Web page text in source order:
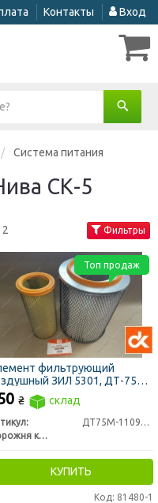
Контакты Вход
Система питания
СК-5
2 Фильтры
фильтрующий
ЗИЛ 5301, ДТ-75
₴ склад
ДТ75М-1109560
Дорожня карта
КУПИТЬ
Код: 81480-1
Топ продаж